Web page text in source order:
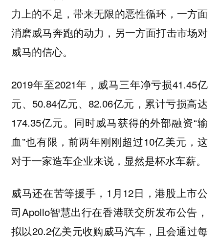
力上的不足，带来无限的恶性循环，一方面
消磨威马奔跑的动力，另一方面打击市场对
威马的信心。
2019年至2021年，威马三年净亏损41.45亿
元、50.84亿元、82.06亿元，累计亏损高达
174.35亿元。同时威马获得的外部融资“输
血”也有限，前两年刚刚超过10亿美元，这
对于一家造车企业来说，显然是杯水车薪。
威马还在苦等援手，1月12日，港股上市公
司Apollo智慧出行在香港联交所发布公告，
拟以20.2亿美元收购威马汽车，且会通过每